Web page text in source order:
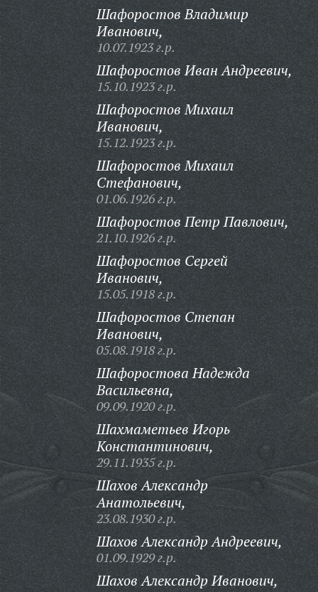
Шафоростов Владимир
Иванович,
10.07.1923 г.р.
Шафоростов Иван Андреевич,
15.10.1923 г.р.
Шафоростов Михаил
Иванович,
15.12.1923 г.р.
Шафоростов Михаил
Стефанович,
01.06.1926 г.р.
Шафоростов Петр Павлович,
21.10.1926 г.р.
Шафоростов Сергей
Иванович,
15.05.1918 г.р.
Шафоростов Степан
Иванович,
05.08.1918 г.р.
Шафоростова Надежда
Васильевна,
09.09.1920 г.р.
Шахмаметьев Игорь
Константинович,
29.11.1935 г.р.
Шахов Александр
Анатольевич,
23.08.1930 г.р.
Шахов Александр Андреевич,
01.09.1929 г.р.
Шахов Александр Иванович,